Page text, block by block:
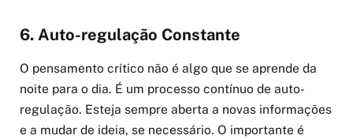
6. Auto-regulação Constante
O pensamento crítico não é algo que se aprende da
noite para o dia. É um processo contínuo de auto-
regulação. Esteja sempre aberta a novas informações
e a mudar de ideia, se necessário. O importante é